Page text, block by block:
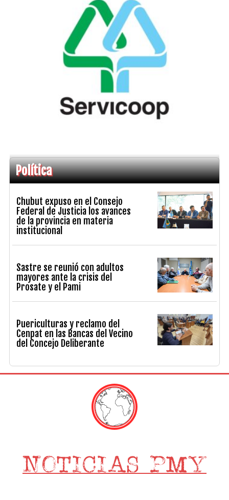
Política
Chubut expuso en el Consejo
Federal de Justicia los avances
de la provincia en materia
institucional
Sastre se reunió con adultos
mayores ante la crisis del
Prosate y el Pami
Puericulturas y reclamo del
Cenpat en las Bancas del Vecino
del Concejo Deliberante